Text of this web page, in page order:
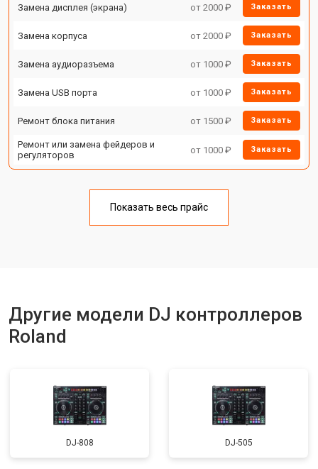
Замена дисплея (экрана) от 2000 ₽ Заказать
Замена корпуса от 2000 ₽ Заказать
Замена аудиоразъема от 1000 ₽ Заказать
Замена USB порта от 1000 ₽ Заказать
Ремонт блока питания от 1500 ₽ Заказать
Ремонт или замена фейдеров и
регуляторов
от 1000 ₽ Заказать
Показать весь прайс
Другие модели DJ контроллеров
Roland
DJ-808 DJ-505